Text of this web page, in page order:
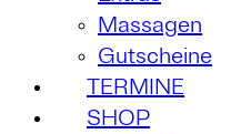
Massagen
Gutscheine
TERMINE
SHOP